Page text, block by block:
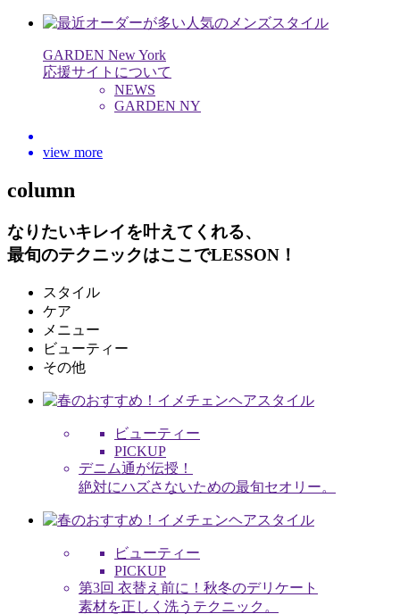
GARDEN New York
応援サイトについて
NEWS
GARDEN NY
view more
column
なりたいキレイを叶えてくれる、
最旬のテクニックはここでLESSON！
スタイル
ケア
メニュー
ビューティー
その他
ビューティー
PICKUP
デニム通が伝授！
絶対にハズさないための最旬セオリー。
ビューティー
PICKUP
第3回 衣替え前に！秋冬のデリケート
素材を正しく洗うテクニック。